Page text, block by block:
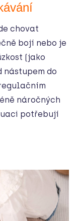
chovat
bojí nebo je
(jako
do
náročných
potřebují